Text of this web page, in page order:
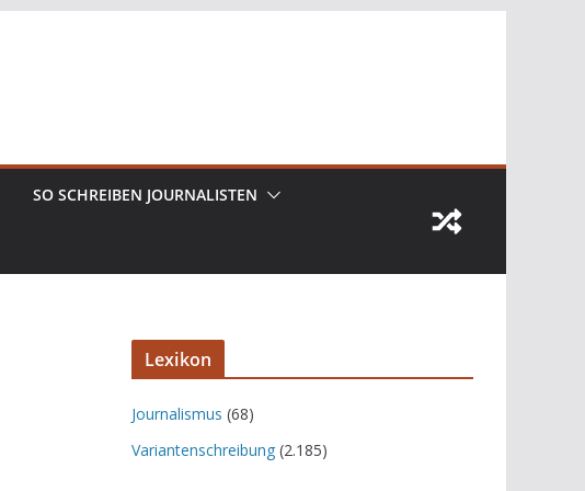
SO SCHREIBEN JOURNALISTEN
Lexikon
Journalismus (68)
Variantenschreibung (2.185)